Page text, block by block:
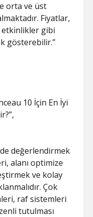
orta ve üst
Fiyatlar,
etkinlikler gibi
gösterebilir.”
10 İçin En İyi
değerlendirmek
alanı optimize
ve kolay
Çok
raf sistemleri
tutulması